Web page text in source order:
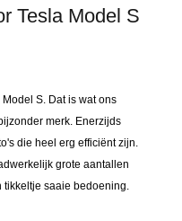
Tesla Model S
S. Dat is wat ons
merk. Enerzijds
die heel erg efficiënt zijn.
grote aantallen
tikkeltje saaie bedoening.